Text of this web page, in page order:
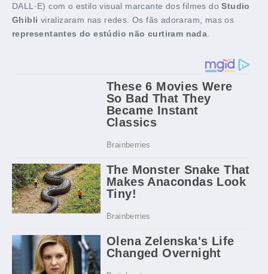
DALL·E) com o estilo visual marcante dos filmes doStudio
Ghibli viralizaram nas redes. Os fãs adoraram, mas os
representantes do estúdio não curtiram nada